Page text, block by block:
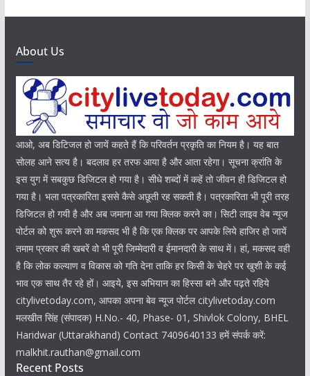
About Us
आओ, अब डिटिजल हो जायें कहते हैं कि परिवर्तन प्रकृति का नियम है। यह बात
सोलह आने सत्य है। बदलाव हर तरफ आया है और आता रहेगा। सूचना क्रांति के
इस युग में सबकुछ डिजिटल हो गया है। सीधे शब्दों में कहें तो जीवन ही डिजिटल हो
गया है। भला पत्रकारिता इससे कैसे अछूती रह सकती है। पत्रकारिता भी पूरी तरह
डिजिटल हो गयी है और अब जमाना आ गया क्लिक करने का। सिटी लाइव वेब न्यूज
पोर्टल को शुरू करने का मकसद भी है कि एक क्लिक पर आपके लिये हाजिर हो जायें
तमाम प्रकार की खबरें वो भी पूरी जिम्मेदारी व ईमानदारी के साथ में। हां, मकसद वही
है कि लोक कल्याण व विकास को गति देना ताकि हर किसी के चेहरे पर खुशी के कई
भाव एक साथ तैर रहे हों। आइये, इस अभियान का हिस्सा बने और पढ़ते रहिये
citylivetoday.com, आपका अपना बेव न्यूज पोर्टल citylivetoday.com
मलखीत सिंह (संपादक) H.No.- 40, Phase- 01, Shivlok Colony, BHEL
Haridwar (Uttarakhand) Contact 7409640133 हमें संपर्क करें:
malkhit.rauthan@gmail.com
Recent Posts